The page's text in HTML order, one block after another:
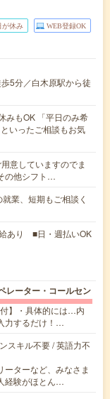
が休み WEB登録OK
5分／白木原駅から徒
みもOK 「平日のみ希
いったご相談もお気
意していますのでま
の他シフト…
業、短期もご相談く
あり ■日・週払いOK
レーター・コールセン
付】・具体的には…内
力するだけ！…
スキル不要 / 英語力不
ターなど、みなさま
経験がほとん…